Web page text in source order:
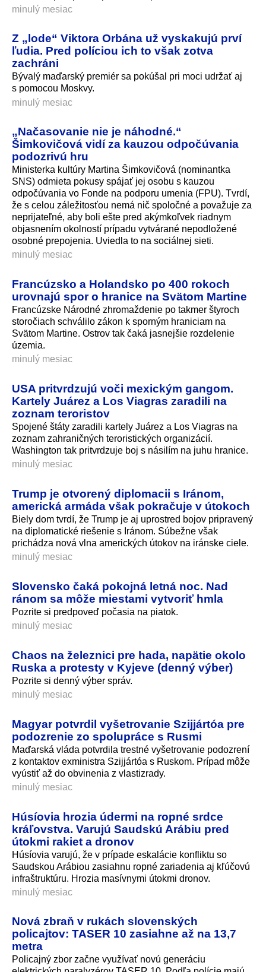
minulý mesiac
Z „lode“ Viktora Orbána už vyskakujú prví
ľudia. Pred políciou ich to však zotva
zachráni
Bývalý maďarský premiér sa pokúšal pri moci udržať aj
s pomocou Moskvy.
minulý mesiac
„Načasovanie nie je náhodné.“
Šimkovičová vidí za kauzou odpočúvania
podozrivú hru
Ministerka kultúry Martina Šimkovičová (nominantka
SNS) odmieta pokusy spájať jej osobu s kauzou
odpočúvania vo Fonde na podporu umenia (FPU). Tvrdí,
že s celou záležitosťou nemá nič spoločné a považuje za
neprijateľné, aby boli ešte pred akýmkoľvek riadnym
objasnením okolností prípadu vytvárané nepodložené
osobné prepojenia. Uviedla to na sociálnej sieti.
minulý mesiac
Francúzsko a Holandsko po 400 rokoch
urovnajú spor o hranice na Svätom Martine
Francúzske Národné zhromaždenie po takmer štyroch
storočiach schválilo zákon k sporným hraniciam na
Svätom Martine. Ostrov tak čaká jasnejšie rozdelenie
územia.
minulý mesiac
USA pritvrdzujú voči mexickým gangom.
Kartely Juárez a Los Viagras zaradili na
zoznam teroristov
Spojené štáty zaradili kartely Juárez a Los Viagras na
zoznam zahraničných teroristických organizácií.
Washington tak pritvrdzuje boj s násilím na juhu hranice.
minulý mesiac
Trump je otvorený diplomacii s Iránom,
americká armáda však pokračuje v útokoch
Biely dom tvrdí, že Trump je aj uprostred bojov pripravený
na diplomatické riešenie s Iránom. Súbežne však
prichádza nová vlna amerických útokov na iránske ciele.
minulý mesiac
Slovensko čaká pokojná letná noc. Nad
ránom sa môže miestami vytvoriť hmla
Pozrite si predpoveď počasia na piatok.
minulý mesiac
Chaos na železnici pre hada, napätie okolo
Ruska a protesty v Kyjeve (denný výber)
Pozrite si denný výber správ.
minulý mesiac
Magyar potvrdil vyšetrovanie Szijjártóa pre
podozrenie zo spolupráce s Rusmi
Maďarská vláda potvrdila trestné vyšetrovanie podozrení
z kontaktov exministra Szijjártóa s Ruskom. Prípad môže
vyústiť až do obvinenia z vlastizrady.
minulý mesiac
Húsíovia hrozia údermi na ropné srdce
kráľovstva. Varujú Saudskú Arábiu pred
útokmi rakiet a dronov
Húsíovia varujú, že v prípade eskalácie konfliktu so
Saudskou Arábiou zasiahnu ropné zariadenia aj kľúčovú
infraštruktúru. Hrozia masívnymi útokmi dronov.
minulý mesiac
Nová zbraň v rukách slovenských
policajtov: TASER 10 zasiahne až na 13,7
metra
Policajný zbor začne využívať novú generáciu